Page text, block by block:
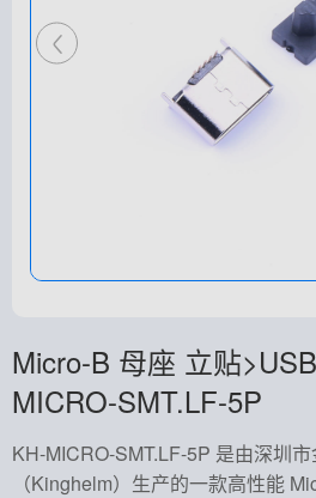
Micro-B 母座 立贴
MICRO-SMT.LF-5P
KH-MICRO-SMT.LF-5P 是由深圳
（Kinghelm）生产的一款高性能